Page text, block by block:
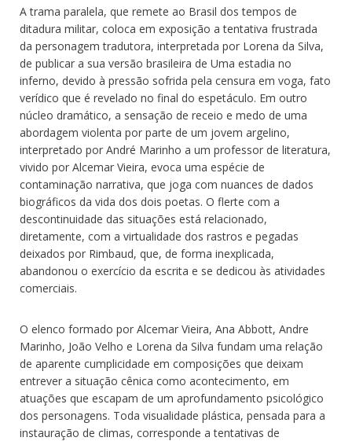
A trama paralela, que remete ao Brasil dos tempos de
ditadura militar, coloca em exposição a tentativa frustrada
da personagem tradutora, interpretada por Lorena da Silva,
de publicar a sua versão brasileira de Uma estadia no
inferno, devido à pressão sofrida pela censura em voga, fato
verídico que é revelado no final do espetáculo. Em outro
núcleo dramático, a sensação de receio e medo de uma
abordagem violenta por parte de um jovem argelino,
interpretado por André Marinho a um professor de literatura,
vivido por Alcemar Vieira, evoca uma espécie de
contaminação narrativa, que joga com nuances de dados
biográficos da vida dos dois poetas. O flerte com a
descontinuidade das situações está relacionado,
diretamente, com a virtualidade dos rastros e pegadas
deixados por Rimbaud, que, de forma inexplicada,
abandonou o exercício da escrita e se dedicou às atividades
comerciais.
O elenco formado por Alcemar Vieira, Ana Abbott, Andre
Marinho, João Velho e Lorena da Silva fundam uma relação
de aparente cumplicidade em composições que deixam
entrever a situação cênica como acontecimento, em
atuações que escapam de um aprofundamento psicológico
dos personagens. Toda visualidade plástica, pensada para a
instauração de climas, corresponde a tentativas de